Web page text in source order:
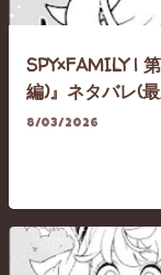
SPY×FAMILY |
編)』ネタバレ(
8/03/2026